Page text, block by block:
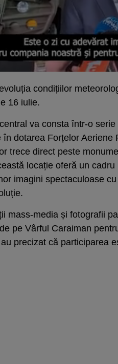
condițiilor
16 iulie.
va consta într-o
în dotarea Forțelor Aeriene
trece direct peste
locație oferă un
imagini spectaculoase cu
mass-media și fotografii
pe Vârful Caraiman
precizat că participarea